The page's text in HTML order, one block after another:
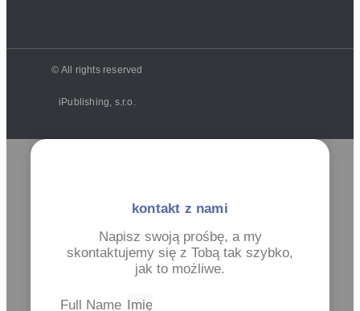
© All rights reserved
iPublishing, s.r.o.
kontakt z nami
Napisz swoją prośbę, a my
skontaktujemy się z Tobą tak szybko,
jak to możliwe.
Full Name